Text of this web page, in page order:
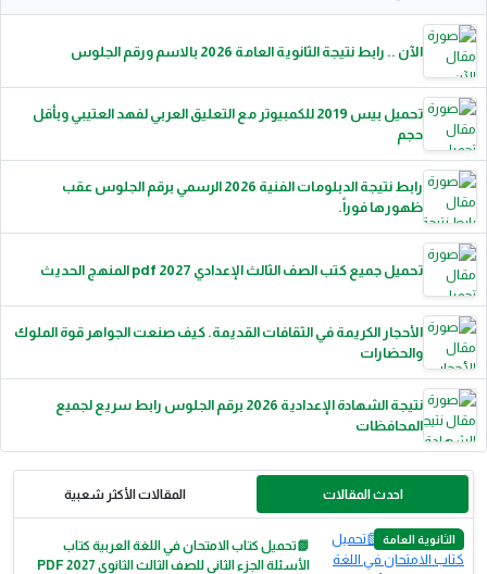
الآن .. رابط نتيجة الثانوية العامة 2026 بالاسم ورقم الجلوس
تحميل بيس 2019 للكمبيوتر مع التعليق العربي لفهد العتيبي وبأقل
حجم
رابط نتيجة الدبلومات الفنية 2026 الرسمي برقم الجلوس عقب
ظهورها فوراً.
تحميل جميع كتب الصف الثالث الإعدادي 2027 pdf المنهج الحديث
الأحجار الكريمة في الثقافات القديمة. كيف صنعت الجواهر قوة الملوك
والحضارات
نتيجة الشهادة الإعدادية 2026 برقم الجلوس رابط سريع لجميع
المحافظات
احدث المقالات المقالات الأكثر شعبية
الثانوية العامة
📗تحميل كتاب الامتحان في اللغة العربية كتاب
الأسئلة الجزء الثاني للصف الثالث الثانوي 2027 PDF